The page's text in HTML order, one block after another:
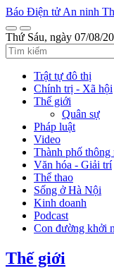
Báo Điện tử An ninh
Thứ Sáu, ngày 07/08/
Trật tự đô thị
Chính trị - Xã hội
Thế giới
Quân sự
Pháp luật
Video
Thành phố thông
Văn hóa - Giải trí
Thể thao
Sống ở Hà Nội
Kinh doanh
Podcast
Con đường khởi
Thế giới